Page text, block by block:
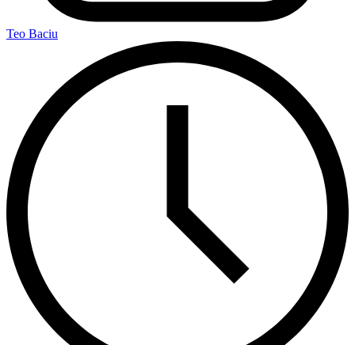
Teo Baciu